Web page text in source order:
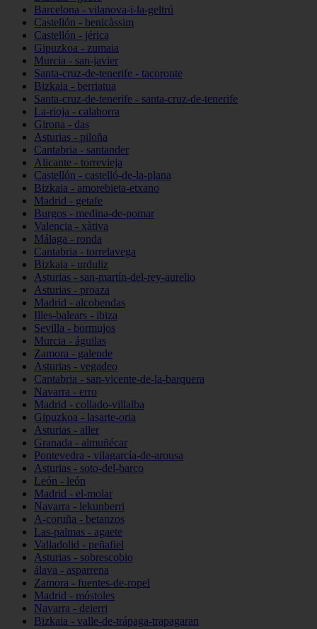
Barcelona - vilanova-i-la-geltrú
Castellón - benicàssim
Castellón - jérica
Gipuzkoa - zumaia
Murcia - san-javier
Santa-cruz-de-tenerife - tacoronte
Bizkaia - berriatua
Santa-cruz-de-tenerife - santa-cruz-de-tenerife
La-rioja - calahorra
Girona - das
Asturias - piloña
Cantabria - santander
Alicante - torrevieja
Castellón - castelló-de-la-plana
Bizkaia - amorebieta-etxano
Madrid - getafe
Burgos - medina-de-pomar
Valencia - xàtiva
Málaga - ronda
Cantabria - torrelavega
Bizkaia - urduliz
Asturias - san-martín-del-rey-aurelio
Asturias - proaza
Madrid - alcobendas
Illes-balears - ibiza
Sevilla - bormujos
Murcia - águilas
Zamora - galende
Asturias - vegadeo
Cantabria - san-vicente-de-la-barquera
Navarra - erro
Madrid - collado-villalba
Gipuzkoa - lasarte-oria
Asturias - aller
Granada - almuñécar
Pontevedra - vilagarcía-de-arousa
Asturias - soto-del-barco
León - león
Madrid - el-molar
Navarra - lekunberri
A-coruña - betanzos
Las-palmas - agaete
Valladolid - peñafiel
Asturias - sobrescobio
álava - asparrena
Zamora - fuentes-de-ropel
Madrid - móstoles
Navarra - deierri
Bizkaia - valle-de-trápaga-trapagaran